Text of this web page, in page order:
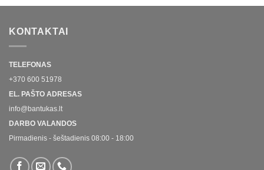
KONTAKTAI
TELEFONAS
+370 600 51978
EL. PAŠTO ADRESAS
info@bantukas.lt
DARBO VALANDOS
Pirmadienis - šeštadienis 08:00 - 18:00